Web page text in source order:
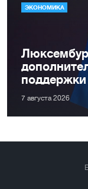
ЭКОНОМИКА
7 августа 2026